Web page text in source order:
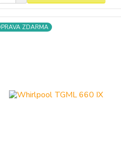
ZDARMA